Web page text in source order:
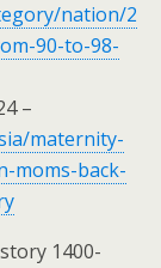
nation/2
90-to-98-
–
maternity-
moms-back-
1400-